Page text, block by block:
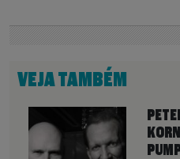
VEJA TAMBÉM